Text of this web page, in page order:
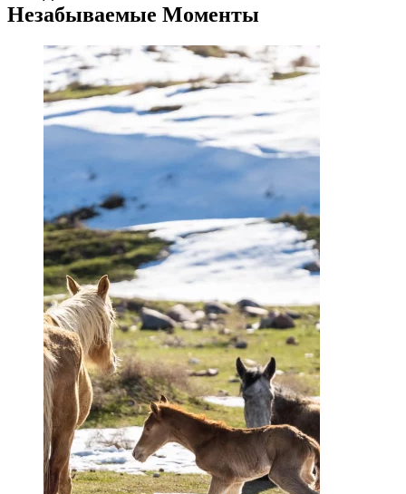
Незабываемые Моменты